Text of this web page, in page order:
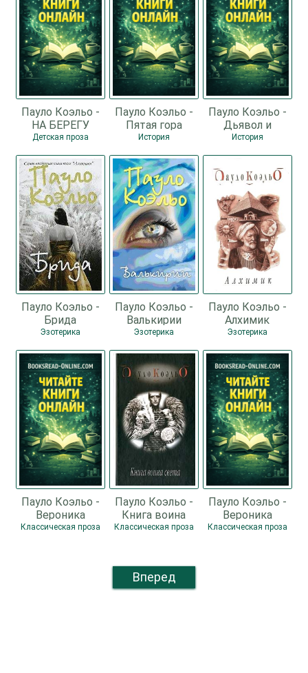
Пауло Коэльо -
НА БЕРЕГУ
РИО-ПЬЕДРА
ЗАПЛАКАЛА
Детская проза
Пауло Коэльо -
Пятая гора
История
Пауло Коэльо -
Дьявол и
сеньорита Прим
История
Пауло Коэльо -
Брида
Эзотерика
Пауло Коэльо -
Валькирии
Эзотерика
Пауло Коэльо -
Алхимик
Эзотерика
Пауло Коэльо -
Вероника
решает умереть
Классическая проза
Пауло Коэльо -
Книга воина
света
Классическая проза
Пауло Коэльо -
Вероника
решает умереть
Классическая проза
Вперед